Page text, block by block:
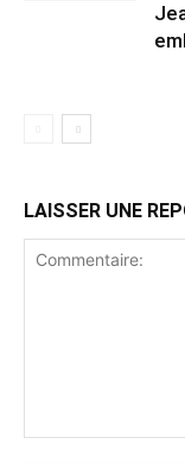
LAISSER UNE